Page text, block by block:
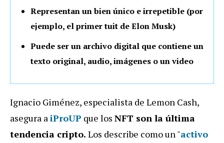
Representan un bien único e irrepetible (por
ejemplo, el primer tuit de Elon Musk)
Puede ser un archivo digital que contiene un
texto original, audio, imágenes o un video
Ignacio Giménez, especialista de Lemon Cash,
asegura aiProUP que los NFT son la última
tendencia cripto. Los describe como un "activo